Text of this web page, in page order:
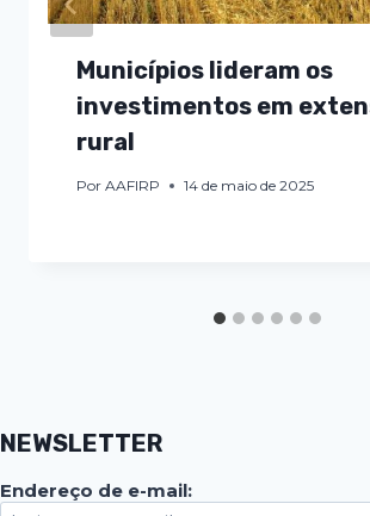
Municípios lideram os
investimentos em
rural
Por AAFIRP 14 de maio de 2025
NEWSLETTER
Endereço de e-mail: